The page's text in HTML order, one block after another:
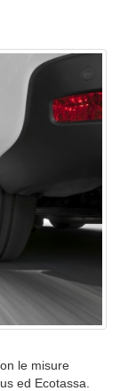
le misure
ed Ecotassa.